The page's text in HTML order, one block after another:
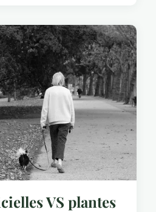
VS plantes